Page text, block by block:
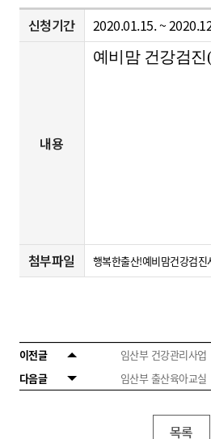
신청기간 2020.01.15. ~
내용
예비맘 건강검
첨부파일 행복한출산!예비맘건강검
이전글
임산부 건강관리사업
다음글
임산부 출산육아교실
목록